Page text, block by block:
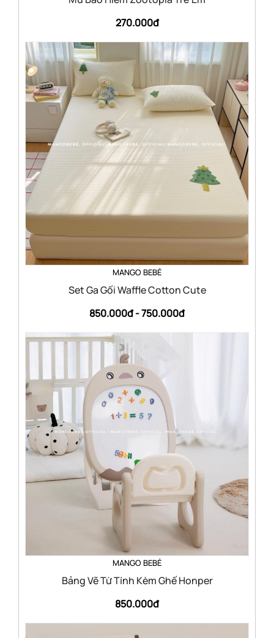
270.000đ
MANGO BEBÉ
Set Ga Gối Waffle Cotton Cute
850.000đ -750.000đ
MANGO BEBÉ
Bảng Vẽ Từ Tính Kèm Ghế Honper
850.000đ